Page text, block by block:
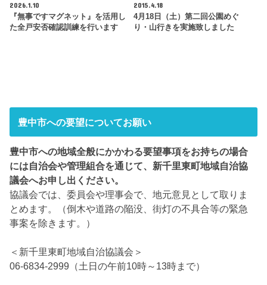
2026.1.10
『無事ですマグネット』を活用し
た全戸安否確認訓練を行います
2015.4.18
4月18日（土）第二回公園めぐ
り・山行きを実施致しました
豊中市への要望についてお願い
豊中市への地域全般にかかわる要望事項をお持ちの場合
には自治会や管理組合を通じて、新千里東町地域自治協
議会へお申し出ください。
協議会では、委員会や理事会で、地元意見として取りま
とめます。（倒木や道路の陥没、街灯の不具合等の緊急
事案を除きます。）
＜新千里東町地域自治協議会＞
06-6834-2999（土日の午前10時～13時まで）